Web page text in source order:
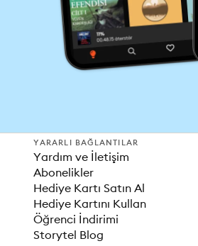
YARARLI BAĞLANTILAR
Yardım ve İletişim
Abonelikler
Hediye Kartı Satın Al
Hediye Kartını Kullan
Öğrenci İndirimi
Storytel Blog